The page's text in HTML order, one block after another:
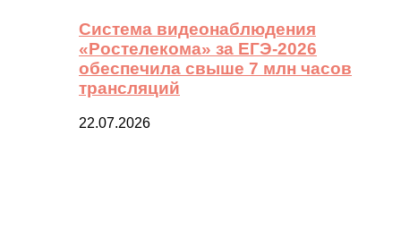
Система видеонаблюдения
«Ростелекома» за ЕГЭ-2026
обеспечила свыше 7 млн часов
трансляций
22.07.2026